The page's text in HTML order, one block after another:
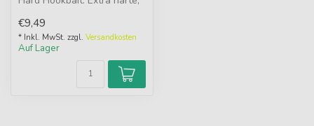
star...
€9,49
* Inkl. MwSt. zzgl. Versandkosten
Auf Lager